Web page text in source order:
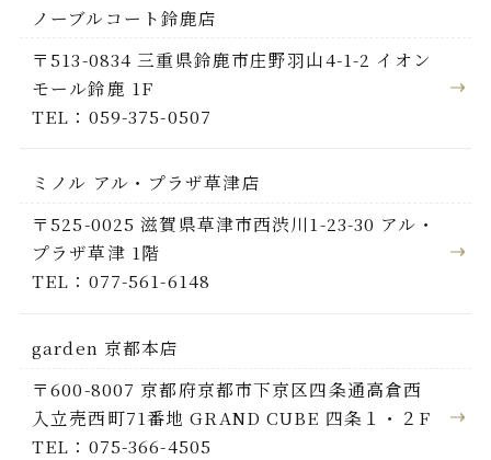
ノーブルコート鈴鹿店
〒513-0834 三重県鈴鹿市庄野羽山4-1-2 イオン
モール鈴鹿 1F
TEL：059-375-0507
ミノル アル・プラザ草津店
〒525-0025 滋賀県草津市西渋川1-23-30 アル・
プラザ草津 1階
TEL：077-561-6148
garden 京都本店
〒600-8007 京都府京都市下京区四条通高倉西
入立売西町71番地 GRAND CUBE 四条１・２F
TEL：075-366-4505